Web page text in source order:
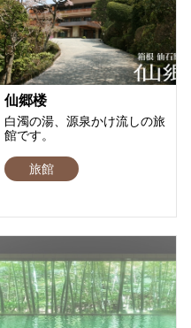
仙郷楼
白濁の湯、源泉かけ流しの旅
館です。
旅館